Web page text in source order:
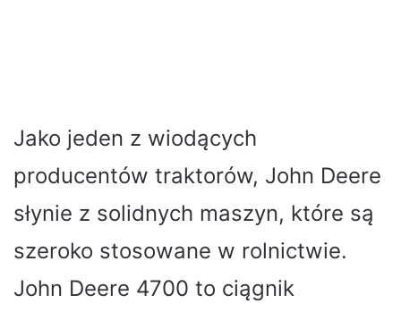
Jako jeden z wiodących
producentów traktorów, John Deere
słynie z solidnych maszyn, które są
szeroko stosowane w rolnictwie.
John Deere 4700 to ciągnik